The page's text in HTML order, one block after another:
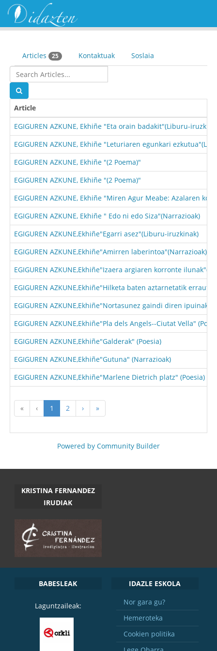
Articles 25 Kontaktuak Soslaia
Article
EGIGUREN AZKUNE, Ekhiñe "Eta orain badakit"(Liburu-
EGIGUREN AZKUNE, Ekhiñe "Leturiaren egunkari
EGIGUREN AZKUNE, Ekhiñe "(2 Poema)"
EGIGUREN AZKUNE, Ekhiñe "(2 Poema)"
EGIGUREN AZKUNE, Ekhiñe "Miren Agur Meabe: Azalaren
EGIGUREN AZKUNE, Ekhiñe " Edo ni edo Siza"(Narrazioak)
EGIGUREN AZKUNE,Ekhiñe"Egarri asez"(Liburu-iruzkinak)
EGIGUREN AZKUNE,Ekhiñe"Amirren laberintoa"(Narrazioak)
EGIGUREN AZKUNE,Ekhiñe"Izaera argiaren korronte
EGIGUREN AZKUNE,Ekhiñe"Hilketa baten aztarnetatik
EGIGUREN AZKUNE,Ekhiñe"Nortasunez gaindi diren
EGIGUREN AZKUNE,Ekhiñe"Pla dels Angels--Ciutat Vella"
EGIGUREN AZKUNE,Ekhiñe"Galderak" (Poesia)
EGIGUREN AZKUNE,Ekhiñe"Gutuna" (Narrazioak)
EGIGUREN AZKUNE,Ekhiñe"Marlene Dietrich platz" (Poesia)
« ‹ 1 2 › »
Powered by Community Builder
KRISTINA FERNANDEZ
IRUDIAK
BABESLEAK
Laguntzaileak:
IDAZLE ESKOLA
Nor gara gu?
Hemeroteka
Cookien politika